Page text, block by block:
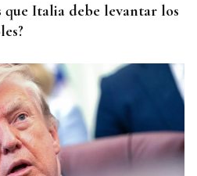
que Italia debe levantar los